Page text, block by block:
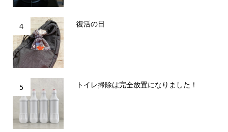
4 復活の日
5 トイレ掃除は完全放置になりました！